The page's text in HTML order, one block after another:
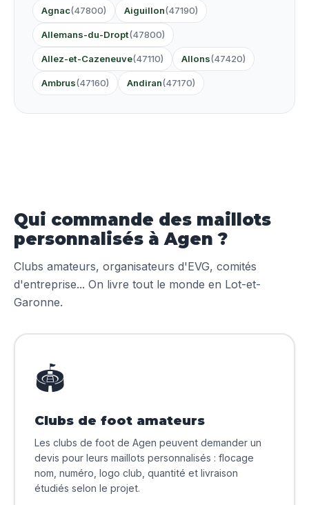
Agnac(47800) Aiguillon(47190)
Allemans-du-Dropt(47800)
Allez-et-Cazeneuve(47110) Allons(47420)
Ambrus(47160) Andiran(47170)
Qui commande des maillots
personnalisés à Agen ?
Clubs amateurs, organisateurs d'EVG, comités
d'entreprise... On livre tout le monde en Lot-et-
Garonne.
🏟️
Clubs de foot amateurs
Les clubs de foot de Agen peuvent demander un
devis pour leurs maillots personnalisés : flocage
nom, numéro, logo club, quantité et livraison
étudiés selon le projet.